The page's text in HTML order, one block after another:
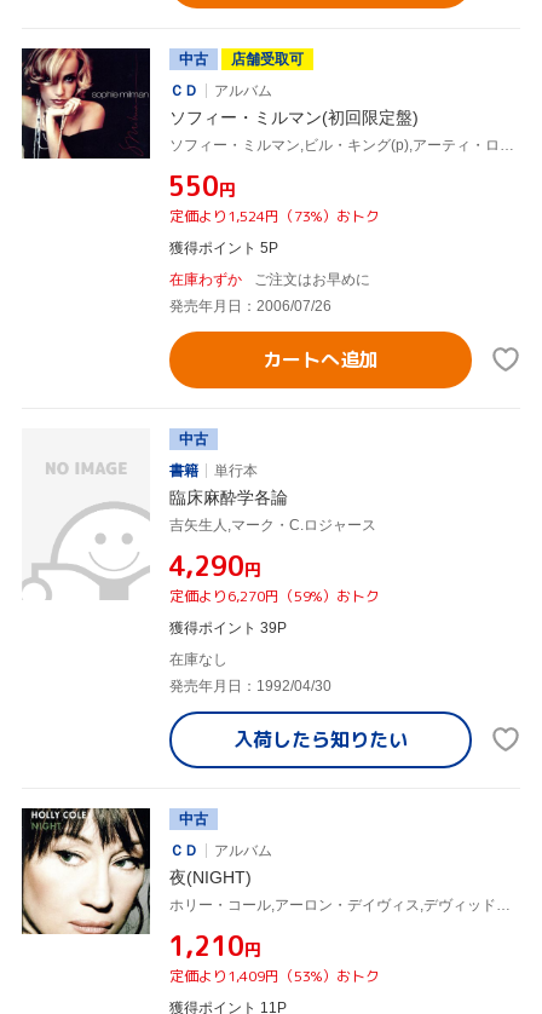
中古
店舗受取可
ＣＤ
アルバム
ソフィー・ミルマン(初回限定盤)
¥550円
定価より1,524円（73%）おトク
獲得ポイント 5P
在庫わずか
ご注文はお早めに
発売年月日：2006/07/26
カートへ追加
中古
書籍
単行本
臨床麻酔学各論
吉矢生人,マーク・C.ロジャース
¥4,290円
定価より6,270円（59%）おトク
獲得ポイント 39P
在庫なし
発売年月日：1992/04/30
入荷したら知りたい
中古
ＣＤ
アルバム
夜(NIGHT)
¥1,210円
定価より1,409円（53%）おトク
獲得ポイント 11P